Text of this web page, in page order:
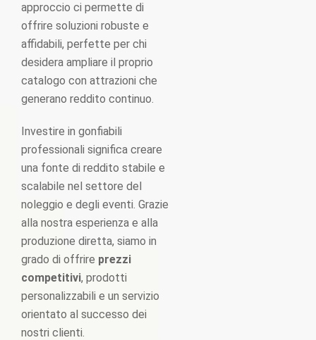
approccio ci permette di
offrire soluzioni robuste e
affidabili, perfette per chi
desidera ampliare il proprio
catalogo con attrazioni che
generano reddito continuo.
Investire in gonfiabili
professionali significa creare
una fonte di reddito stabile e
scalabile nel settore del
noleggio e degli eventi. Grazie
alla nostra esperienza e alla
produzione diretta, siamo in
grado di offrire prezzi
competitivi, prodotti
personalizzabili e un servizio
orientato al successo dei
nostri clienti.